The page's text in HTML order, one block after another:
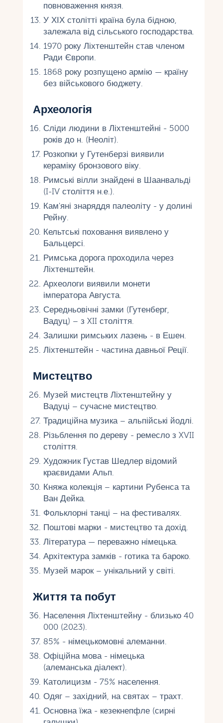
повноваження князя.
У ХІХ столітті країна була бідною,
залежала від сільського господарства.
1970 року Ліхтенштейн став членом
Ради Європи.
1868 року розпущено армію — країну
без військового бюджету.
Археологія
Сліди людини в Ліхтенштейні - 5000
років до н. (Неоліт).
Розкопки у Гутенберзі виявили
кераміку бронзового віку.
Римські вілли знайдені в Шаанвальді
(I-IV століття н.е.).
Кам'яні знаряддя палеоліту - у долині
Рейну.
Кельтські поховання виявлено у
Бальцерсі.
Римська дорога проходила через
Ліхтенштейн.
Археологи виявили монети
імператора Августа.
Середньовічні замки (Гутенберг,
Вадуц) – з XII століття.
Залишки римських лазень - в Ешен.
Ліхтенштейн - частина давньої Реції.
Мистецтво
Музей мистецтв Ліхтенштейну у
Вадуці – сучасне мистецтво.
Традиційна музика – альпійські йодлі.
Різьблення по дереву - ремесло з XVII
століття.
Художник Густав Шедлер відомий
краєвидами Альп.
Княжа колекція – картини Рубенса та
Ван Дейка.
Фольклорні танці – на фестивалях.
Поштові марки - мистецтво та дохід.
Література — переважно німецька.
Архітектура замків - готика та бароко.
Музей марок – унікальний у світі.
Життя та побут
Населення Ліхтенштейну - близько 40
000 (2023).
85% - німецькомовні алеманни.
Офіційна мова - німецька
(алеманська діалект).
Католицизм - 75% населення.
Одяг – західний, на святах – трахт.
Основна їжа - кезекнепфле (сирні